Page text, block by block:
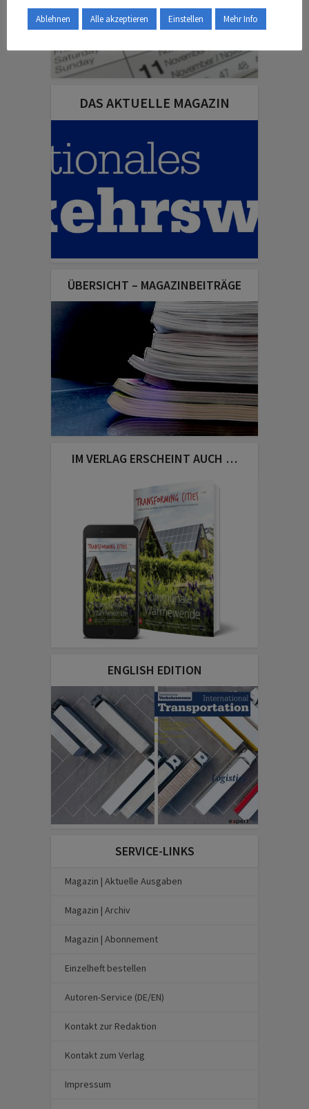
DAS AKTUELLE MAGAZIN
ÜBERSICHT – MAGAZINBEITRÄGE
IM VERLAG ERSCHEINT AUCH …
ENGLISH EDITION
SERVICE-LINKS
Magazin | Aktuelle Ausgaben
Magazin | Archiv
Magazin | Abonnement
Einzelheft bestellen
Autoren-Service (DE/EN)
Kontakt zur Redaktion
Kontakt zum Verlag
Impressum
Ablehnen Alle akzeptieren Einstellen Mehr Info